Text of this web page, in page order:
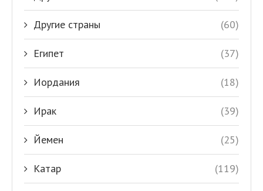
Другие страны (60)
Египет (37)
Иордания (18)
Ирак (39)
Йемен (25)
Катар (119)